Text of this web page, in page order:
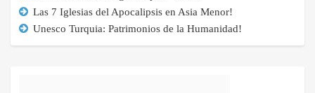
Las 7 Iglesias del Apocalipsis en Asia Menor!
Unesco Turquia: Patrimonios de la Humanidad!